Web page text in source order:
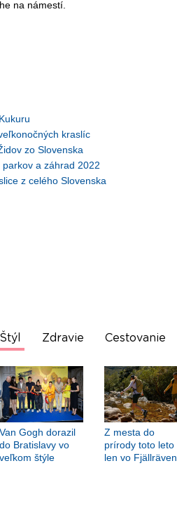
na námestí.
kraslíc
zo Slovenska
a záhrad 2022
z celého Slovenska
Štýl Zdravie Cestovanie
Van Gogh dorazil
do Bratislavy vo
veľkom štýle
Z mesta do
prírody toto leto
len vo Fjällräven